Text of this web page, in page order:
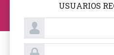
USUARIOS